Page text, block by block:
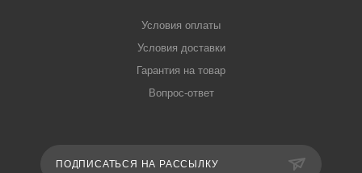
Условия оплаты
Условия доставки
Гарантия на товар
Вопрос-ответ
ПОДПИСАТЬСЯ НА РАССЫЛКУ